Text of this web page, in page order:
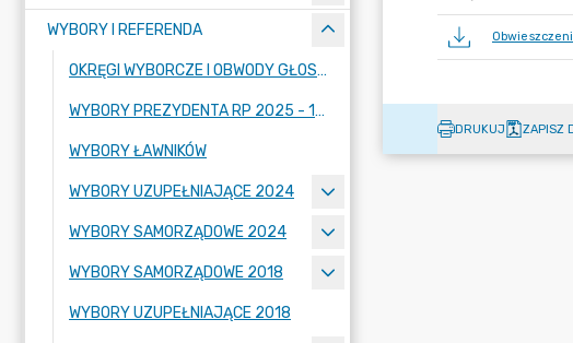
WYBORY I REFERENDA
OKRĘGI WYBORCZE I OBWODY GŁOSOWANIA
WYBORY PREZYDENTA RP 2025 - 18 MAJA 2025
WYBORY ŁAWNIKÓW
WYBORY UZUPEŁNIAJĄCE 2024
WYBORY SAMORZĄDOWE 2024
WYBORY SAMORZĄDOWE 2018
WYBORY UZUPEŁNIAJĄCE 2018
DRUKUJ ZAPISZ